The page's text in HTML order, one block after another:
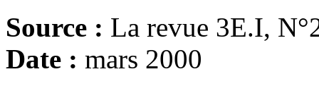
Source : La revue 3E.I,
Date : mars 2000